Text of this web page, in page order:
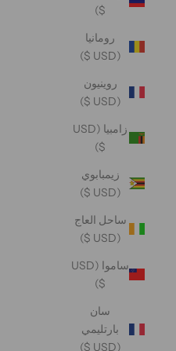
$)
رومانيا
(USD $)
روينيون
(USD $)
زامبيا (USD
$)
زيمبابوي
(USD $)
ساحل العاج
(USD $)
ساموا (USD
$)
سان
بارتليمي
(USD $)